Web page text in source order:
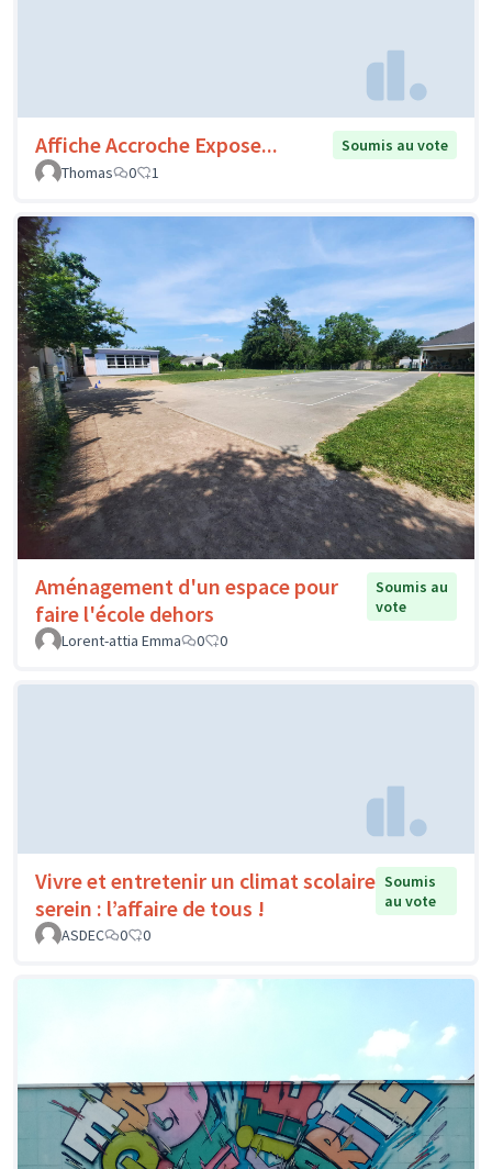
Affiche Accroche Expose...
Soumis au vote
Thomas
0 1
Aménagement d'un espace pour
faire l'école dehors
Soumis au
vote
Lorent-attia Emma
0 0
Vivre et entretenir un climat scolaire
serein : l’affaire de tous !
Soumis
au vote
ASDEC
0 0